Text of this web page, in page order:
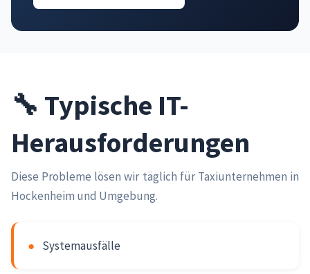
🔧 Typische IT-
Herausforderungen
Diese Probleme lösen wir täglich für Taxiunternehmen in
Hockenheim und Umgebung.
● Systemausfälle